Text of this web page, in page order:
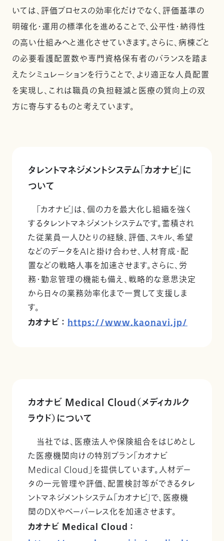
いては、評価プロセスの効率化だけでなく、評価基準の
明確化・運用の標準化を進めることで、公平性・納得性
の高い仕組みへと進化させていきます。さらに、病棟ごと
の必要看護配置数や専門資格保有者のバランスを踏ま
えたシミュレーションを行うことで、より適正な人員配置
を実現し、これは職員の負担軽減と医療の質向上の双
方に寄与するものと考えています。
タレントマネジメントシステム「カオナビ」に
ついて
「カオナビ」は、個の力を最大化し組織を強く
するタレントマネジメントシステムです。蓄積され
た従業員一人ひとりの経験、評価、スキル、希望
などのデータをAIと掛け合わせ、人材育成・配
置などの戦略人事を加速させます。さらに、労
務・勤怠管理の機能も備え、戦略的な意思決定
から日々の業務効率化まで一貫して支援しま
す。
カオナビ ： https://www.kaonavi.jp/
カオナビ Medical Cloud（メディカルク
ラウド）について
当社では、医療法人や保険組合をはじめとし
た医療機関向けの特別プラン「カオナビ
Medical Cloud」を提供しています。人材デー
タの一元管理や評価、配置検討等ができるタレ
ントマネジメントシステム「カオナビ」で、医療機
関のDXやペーパーレス化を加速させます。
カオナビ Medical Cloud ：